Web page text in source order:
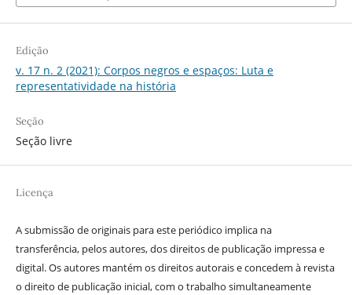
Edição
v. 17 n. 2 (2021): Corpos negros e espaços: Luta e
representatividade na história
Seção
Seção livre
Licença
A submissão de originais para este periódico implica na
transferência, pelos autores, dos direitos de publicação impressa e
digital. Os autores mantém os direitos autorais e concedem à revista
o direito de publicação inicial, com o trabalho simultaneamente